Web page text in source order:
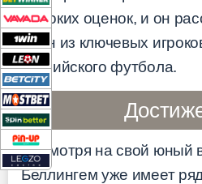
высоких оценок, и он
один из ключевых
английского футбола.
Несмотря на свой юный
Беллингем уже имеет